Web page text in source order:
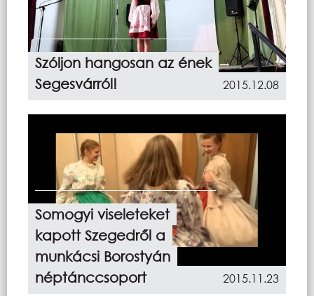
Szóljon hangosan az ének
Segesvárról!
2015.12.08
Somogyi viseleteket
kapott Szegedről a
munkácsi Borostyán
néptánccsoport
2015.11.23